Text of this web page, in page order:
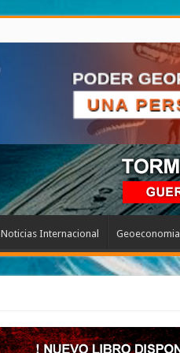
Noticias Internacional Geoeconomia